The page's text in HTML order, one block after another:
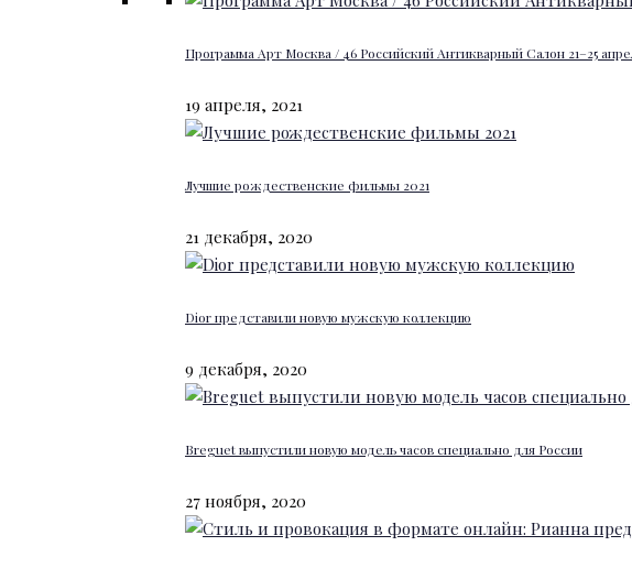
Программа Арт Москва / 46 Российский Антикварный Салон 21–25
19 апреля, 2021
Лучшие рождественские фильмы 2021
21 декабря, 2020
Dior представили новую мужскую коллекцию
9 декабря, 2020
Breguet выпустили новую модель часов специально для России
27 ноября, 2020